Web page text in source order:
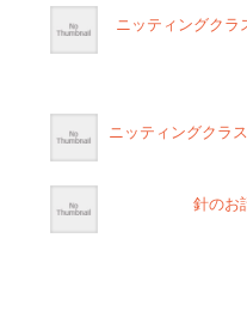
ニッティングク
ニッティングクラ
針のお